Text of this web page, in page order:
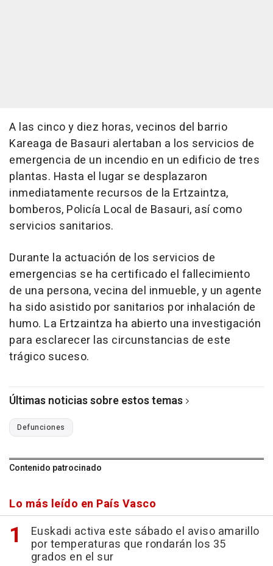
A las cinco y diez horas, vecinos del barrio
Kareaga de Basauri alertaban a los servicios de
emergencia de un incendio en un edificio de tres
plantas. Hasta el lugar se desplazaron
inmediatamente recursos de la Ertzaintza,
bomberos, Policía Local de Basauri, así como
servicios sanitarios.
Durante la actuación de los servicios de
emergencias se ha certificado el fallecimiento
de una persona, vecina del inmueble, y un agente
ha sido asistido por sanitarios por inhalación de
humo. La Ertzaintza ha abierto una investigación
para esclarecer las circunstancias de este
trágico suceso.
Últimas noticias sobre estos temas
Defunciones
Contenido patrocinado
Lo más leído en País Vasco
Euskadi activa este sábado el aviso amarillo
por temperaturas que rondarán los 35
grados en el sur